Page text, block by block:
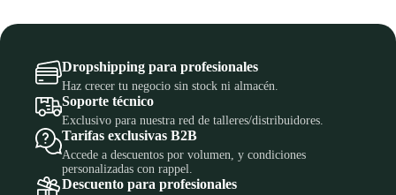
Dropshipping para profesionales
Haz crecer tu negocio sin stock ni almacén.
Soporte técnico
Exclusivo para nuestra red de talleres/distribuidores.
Tarifas exclusivas B2B
Accede a descuentos por volumen, y condiciones
personalizadas con rappel.
Descuento para profesionales